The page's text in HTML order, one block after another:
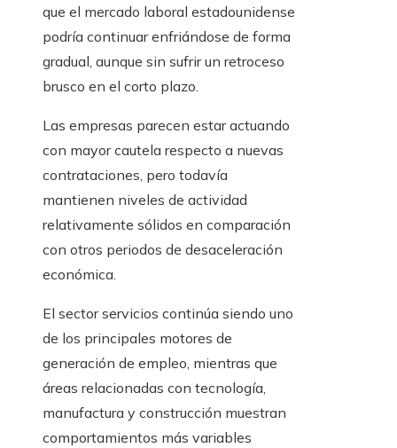
que el mercado laboral estadounidense
podría continuar enfriándose de forma
gradual, aunque sin sufrir un retroceso
brusco en el corto plazo.
Las empresas parecen estar actuando
con mayor cautela respecto a nuevas
contrataciones, pero todavía
mantienen niveles de actividad
relativamente sólidos en comparación
con otros periodos de desaceleración
económica.
El sector servicios continúa siendo uno
de los principales motores de
generación de empleo, mientras que
áreas relacionadas con tecnología,
manufactura y construcción muestran
comportamientos más variables